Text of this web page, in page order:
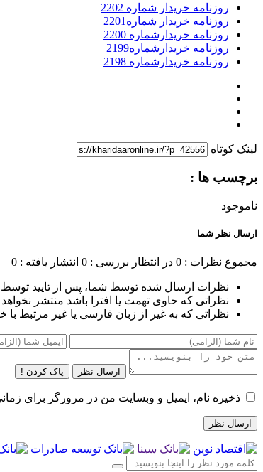
روزنامه خریدار شماره 2202
روزنامه خریدار شماره2201
روزنامه خریدارشماره 2200
روزنامه خریدارشماره2199
روزنامه خریدارشماره 2198
لینک کوتاه
برچسب ها :
ناموجود
ارسال نظر شما
مجموع نظرات : 0 در انتظار بررسی : 0 انتشار یافته : 0
نظرات ارسال شده توسط شما، پس از تایید
نظراتی که حاوی تهمت یا افترا باشد منتشر
نظراتی که به غیر از زبان فارسی یا غیر مرتبط با
ارسال نظر پاک کردن !
ذخیره نام، ایمیل و وبسایت من در مرورگر برای